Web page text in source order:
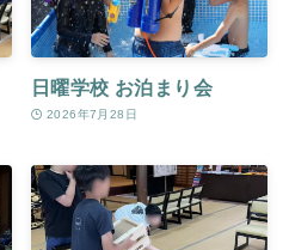
日曜学校 お泊まり会
2026年7月28日